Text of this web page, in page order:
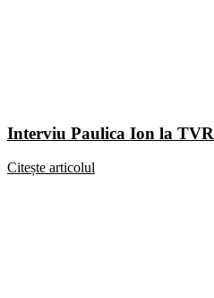
Interviu Paulica Ion la TVR
Citește articolul